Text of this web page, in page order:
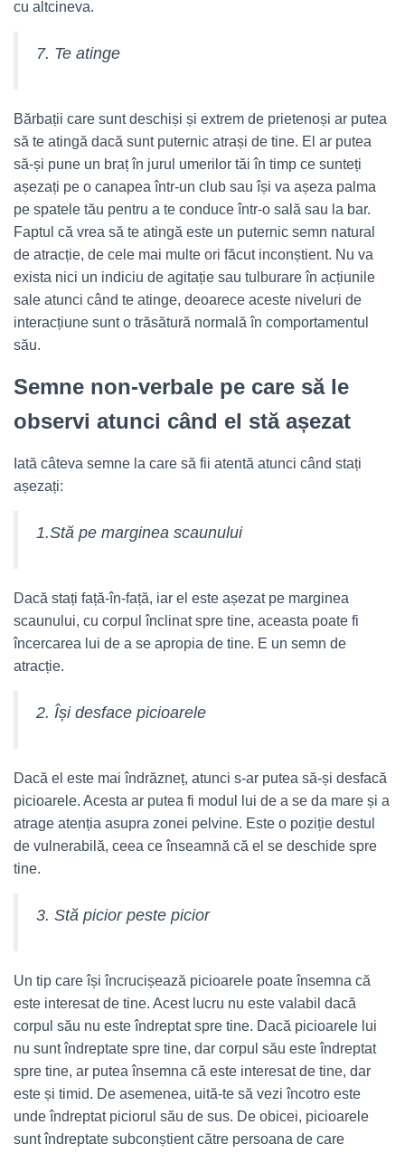
cu altcineva.
7. Te atinge
Bărbații care sunt deschiși și extrem de prietenoși ar putea
să te atingă dacă sunt puternic atrași de tine. El ar putea
să-și pune un braț în jurul umerilor tăi în timp ce sunteți
așezați pe o canapea într-un club sau își va așeza palma
pe spatele tău pentru a te conduce într-o sală sau la bar.
Faptul că vrea să te atingă este un puternic semn natural
de atracție, de cele mai multe ori făcut inconștient. Nu va
exista nici un indiciu de agitație sau tulburare în acțiunile
sale atunci când te atinge, deoarece aceste niveluri de
interacțiune sunt o trăsătură normală în comportamentul
său.
Semne non-verbale pe care să le
observi atunci când el stă așezat
Iată câteva semne la care să fii atentă atunci când stați
așezați:
1.Stă pe marginea scaunului
Dacă stați față-în-față, iar el este așezat pe marginea
scaunului, cu corpul înclinat spre tine, aceasta poate fi
încercarea lui de a se apropia de tine. E un semn de
atracție.
2. Își desface picioarele
Dacă el este mai îndrăzneț, atunci s-ar putea să-și desfacă
picioarele. Acesta ar putea fi modul lui de a se da mare și a
atrage atenția asupra zonei pelvine. Este o poziție destul
de vulnerabilă, ceea ce înseamnă că el se deschide spre
tine.
3. Stă picior peste picior
Un tip care își încrucișează picioarele poate însemna că
este interesat de tine. Acest lucru nu este valabil dacă
corpul său nu este îndreptat spre tine. Dacă picioarele lui
nu sunt îndreptate spre tine, dar corpul său este îndreptat
spre tine, ar putea însemna că este interesat de tine, dar
este și timid. De asemenea, uită-te să vezi încotro este
unde îndreptat piciorul său de sus. De obicei, picioarele
sunt îndreptate subconștient către persoana de care